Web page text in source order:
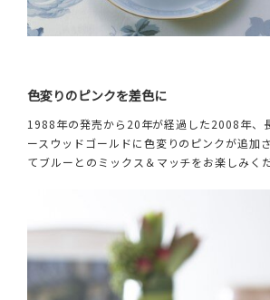
色変りのピンクを差色に
1988年の発売から20年が経過した2008年、
ースウッドゴールドに色変りのピンクが追加
てブルーとのミックス＆マッチをお楽しみく